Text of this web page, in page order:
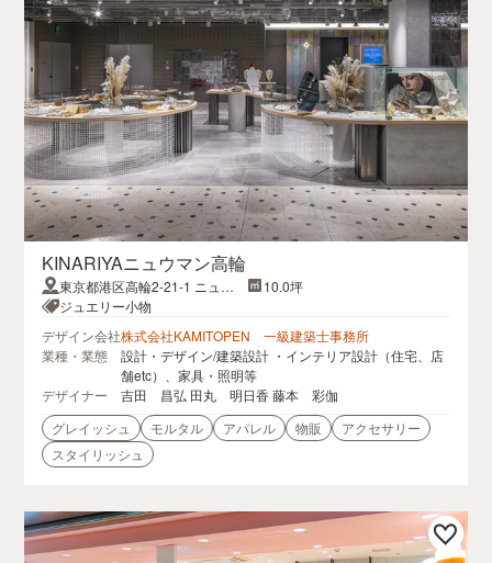
KINARIYAニュウマン高輪
東京都港区高輪2-21-1 ニュウ
マン高輪
10.0坪
ジュエリー小物
デザイン会社株式会社KAMITOPEN 一級建築士事務所
業種・業態
設計・デザイン/建築設計 ・インテリア設計（住宅、店
舗etc）、家具・照明等
デザイナー
吉田 昌弘 田丸 明日香 藤本 彩伽
グレイッシュ
モルタル アパレル 物販
アクセサリー
スタイリッシュ